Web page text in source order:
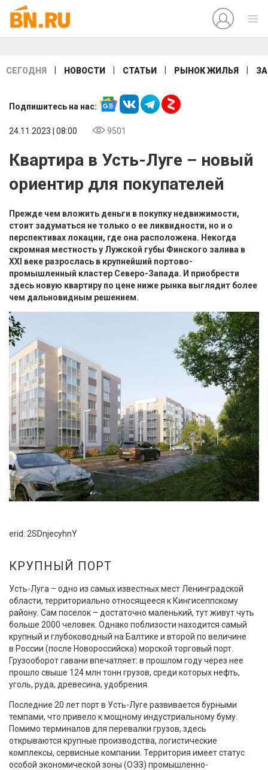
СЕГОДНЯ НОВОСТИ СТАТЬИ РЫНОК ЖИЛЬЯ
Подпишитесь на нас:
24.11.2023 | 08:00 9501
Квартира в Усть-Луге – новый
ориентир для покупателей
Прежде чем вложить деньги в покупку недвижимости,
стоит задуматься не только о ее ликвидности, но и о
перспективах локации, где она расположена. Некогда
скромная местность у Лужской губы Финского залива в
XXI веке разрослась в крупнейший портово-
промышленный кластер Северо-Запада. И приобрести
здесь новую квартиру по цене ниже рынка выглядит более
чем дальновидным решением.
erid: 2SDnjecyhnY
КРУПНЫЙ ПОРТ
Усть-Луга – одно из самых известных мест Ленинградской
области, территориально относящееся к Кингисеппскому
району. Сам поселок – достаточно маленький, тут живут чуть
больше 2000 человек. Однако поблизости находится самый
крупный и глубоководный на Балтике и второй по величине
в России (после Новороссийска) морской торговый порт.
Грузооборот гавани впечатляет: в прошлом году через нее
прошло свыше 124 млн тонн грузов, среди которых нефть,
уголь, руда, древесина, удобрения.
Последние 20 лет порт в Усть-Луге развивается бурными
темпами, что привело к мощному индустриальному буму.
Помимо терминалов для перевалки грузов, здесь
открываются крупные производства, логистические
комплексы, сервисные компании. Территория имеет статус
особой экономической зоны (ОЭЗ) промышленно-